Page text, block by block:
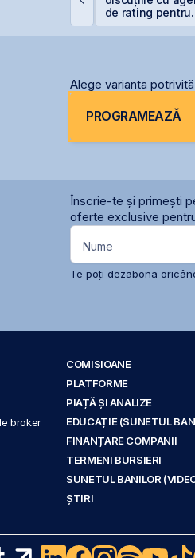
de rating pentru
Alege varianta
PROGRAMEAZĂ
Înscrie-te și primești
oferte exclusive
Nume
Te poți dezabona
broker
COMISIOANE
PLATFORME
PIAȚĂ ȘI ANALIZE
EDUCAȚIE (SUNETUL
FINANȚARE COMPANII
TERMENI BURSIERI
SUNETUL BANILOR
ȘTIRI